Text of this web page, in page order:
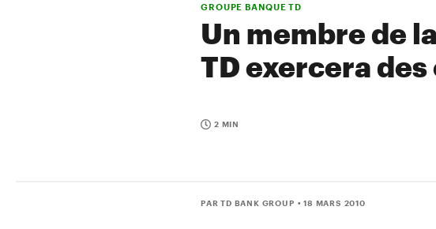
GROUPE BANQUE TD
Un membre de
TD exercera
2 MIN
PAR TD BANK GROUP • 18 MARS 2010